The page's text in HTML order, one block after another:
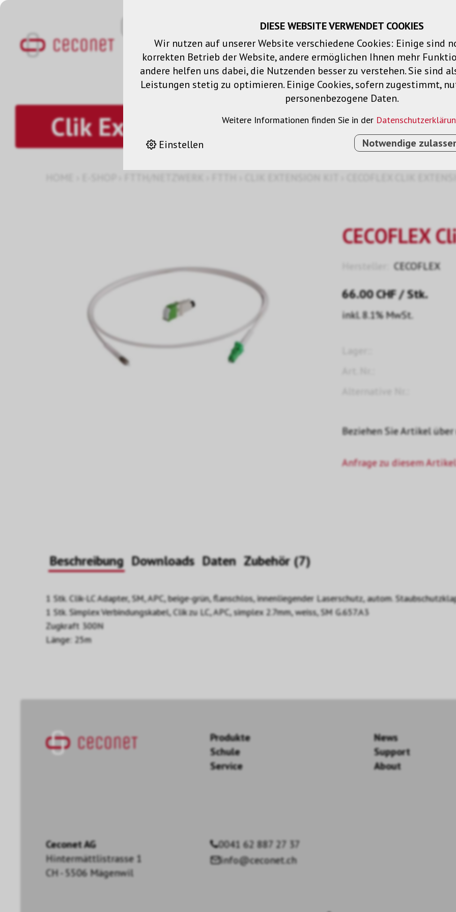
Warenkorb Merklisten Login
Produkte Lösungen
Clik Extension Kit
CECOFLEX
CECOFLEX
66.00CHF/ Stk.
inkl. 8.1% MwSt.
Beziehen Sie Artikel
Anfrage zu diesem
Beschreibung Downloads Daten Zubehör (7)
1 Stk. Clik-LC Adapter, SM, APC, beige-grün, flanschlos, innenliegender Laserschutz, autom.
1 Stk. Simplex Verbindungskabel, Clik zu LC, APC, simplex 2.7mm, weiss, SM G.657.A3
Zugkraft 300N
Länge: 25m
Produkte
Schule
Service
News
Support
About
Ceconet AG
Hintermättlistrasse 1
CH - 5506 Mägenwil
0041 62 887 27 37
info@ceconet.ch
DIESE WEBSITE VERWENDET COOKIES
Wir nutzen auf unserer Website verschiedene Cookies: Einige sind
korrekten Betrieb der Website, andere ermöglichen Ihnen mehr
andere helfen uns dabei, die Nutzenden besser zu verstehen. Sie sind
Leistungen stetig zu optimieren. Einige Cookies, sofern zugestimmt,
personenbezogene Daten.
Weitere Informationen finden Sie in der
Einstellen Notwendige